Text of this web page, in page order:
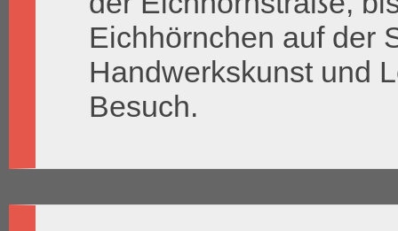
Eichhörnchen auf der
Handwerkskunst und
Besuch.